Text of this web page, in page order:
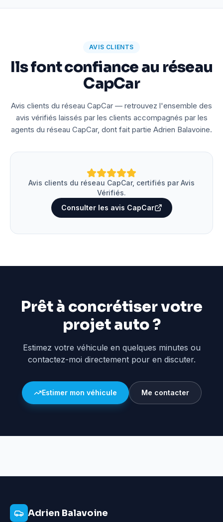
AVIS CLIENTS
Ils font confiance au réseau
CapCar
Avis clients du réseau CapCar — retrouvez l'ensemble des
avis vérifiés laissés par les clients accompagnés par les
agents du réseau CapCar, dont fait partie Adrien Balavoine.
Avis clients du réseau CapCar, certifiés par Avis
Vérifiés.
Consulter les avis CapCar
Prêt à concrétiser votre
projet auto ?
Estimez votre véhicule en quelques minutes ou
contactez-moi directement pour en discuter.
Estimer mon véhicule Me contacter
Adrien Balavoine